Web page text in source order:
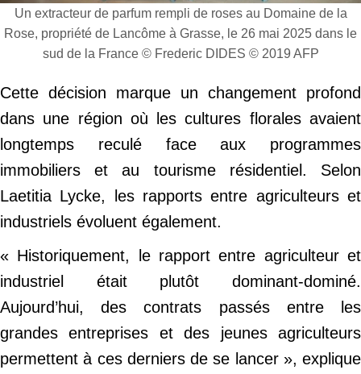
Un extracteur de parfum rempli de roses au Domaine de la
Rose, propriété de Lancôme à Grasse, le 26 mai 2025 dans le
sud de la France © Frederic DIDES © 2019 AFP
Cette décision marque un changement profond
dans une région où les cultures florales avaient
longtemps reculé face aux programmes
immobiliers et au tourisme résidentiel. Selon
Laetitia Lycke, les rapports entre agriculteurs et
industriels évoluent également.
« Historiquement, le rapport entre agriculteur et
industriel était plutôt dominant-dominé.
Aujourd’hui, des contrats passés entre les
grandes entreprises et des jeunes agriculteurs
permettent à ces derniers de se lancer », explique